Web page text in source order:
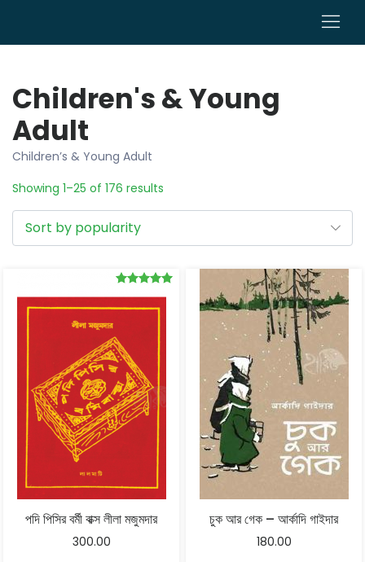
0
Children's & Young
Adult
Children’s & Young Adult
Showing 1–25 of 176 results
পদি পিসির বর্মী বাক্স লীলা মজুমদার
Rated5.00
out of 5
300.00
চুক আর গেক – আর্কাদি গাইদার
180.00